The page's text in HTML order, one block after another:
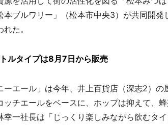
本ブルワリー」（松本市中央3）が共同開
た。
ルタイプは8月7日から販売
エール」は今年、井上百貨店（深志2）の
ッチエールをベースに、ホップは抑えて、
幸一社長は「じっくり楽しみながら飲むタ